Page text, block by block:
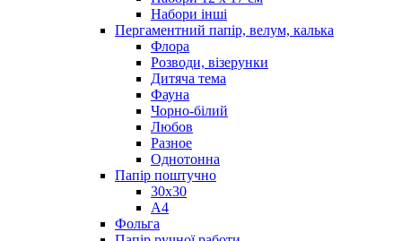
Набори інші
Пергаментний папір, велум, калька
Флора
Розводи, візерунки
Дитяча тема
Фауна
Чорно-білий
Любов
Разное
Однотонна
Папір поштучно
30х30
А4
Фольга